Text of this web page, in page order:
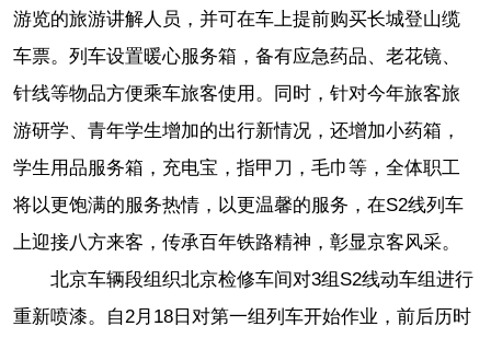
游览的旅游讲解人员，并可在车上提前购买长城登山缆
车票。列车设置暖心服务箱，备有应急药品、老花镜、
针线等物品方便乘车旅客使用。同时，针对今年旅客旅
游研学、青年学生增加的出行新情况，还增加小药箱，
学生用品服务箱，充电宝，指甲刀，毛巾等，全体职工
将以更饱满的服务热情，以更温馨的服务，在S2线列车
上迎接八方来客，传承百年铁路精神，彰显京客风采。
北京车辆段组织北京检修车间对3组S2线动车组进行
重新喷漆。自2月18日对第一组列车开始作业，前后历时